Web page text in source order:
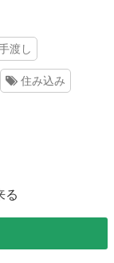
渡し
住み込み
る